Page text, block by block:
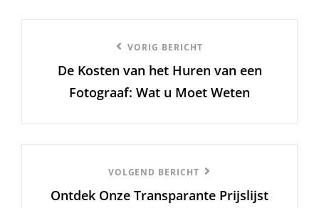
bericht
VORIG BERICHT
De Kosten van het Huren van een
Fotograaf: Wat u Moet Weten
Bericht
VOLGEND BERICHT
Ontdek Onze Transparante Prijslijst